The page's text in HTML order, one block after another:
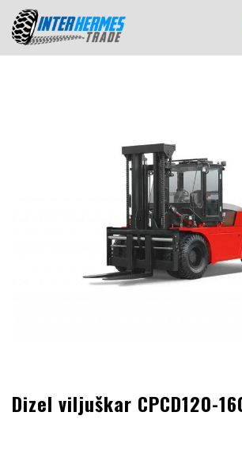
Dizel viljuškar CPCD120-